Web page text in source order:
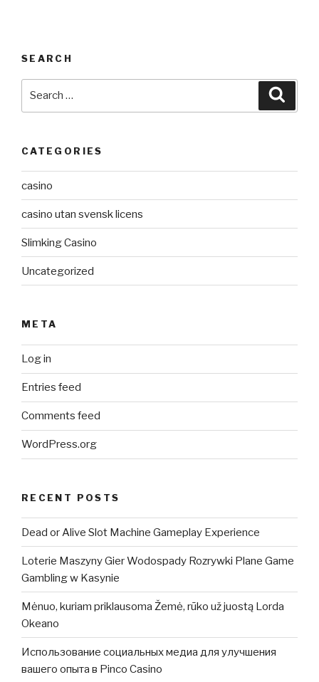
SEARCH
CATEGORIES
casino
casino utan svensk licens
Slimking Casino
Uncategorized
META
Log in
Entries feed
Comments feed
WordPress.org
RECENT POSTS
Dead or Alive Slot Machine Gameplay Experience
Loterie Maszyny Gier Wodospady Rozrywki Plane Game
Gambling w Kasynie
Mėnuo, kuriam priklausoma Žemė, rūko už juostą Lorda
Okeano
Использование социальных медиа для улучшения
вашего опыта в Pinco Casino